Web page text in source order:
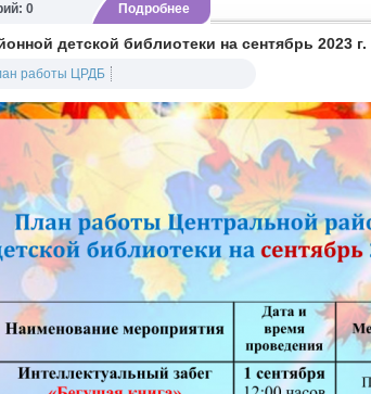
0 Подробнее
детской библиотеки на сентябрь 2023 г.
работы ЦРДБ